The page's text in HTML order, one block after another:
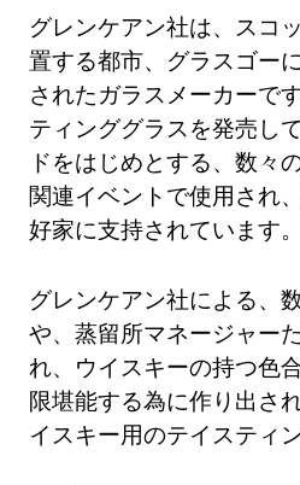
グレンケアン社は、スコ
置する都市、グラスゴー
されたガラスメーカーで
ティンググラスを発売し
ドをはじめとする、数々
関連イベントで使用され
好家に支持されています。
グレンケアン社による、
や、蒸留所マネージャー
れ、ウイスキーの持つ色
限堪能する為に作り出さ
イスキー用のテイスティ